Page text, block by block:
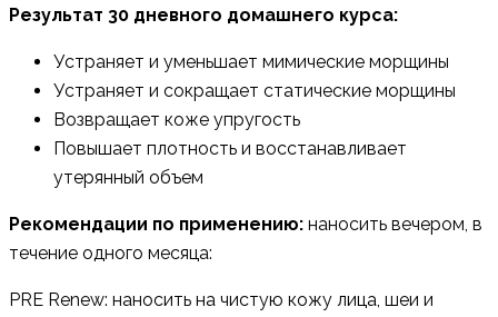
Результат 30 дневного домашнего курса:
Устраняет и уменьшает мимические морщины
Устраняет и сокращает статические морщины
Возвращает коже упругость
Повышает плотность и восстанавливает
утерянный объем
Рекомендации по применению: наносить вечером, в
течение одного месяца:
PRE Renew: наносить на чистую кожу лица, шеи и